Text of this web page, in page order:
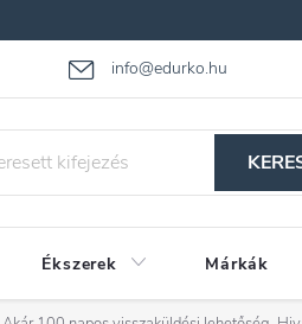
info@edurko.hu
Gyakran ismételt kérdések
Ékszerek Márkák